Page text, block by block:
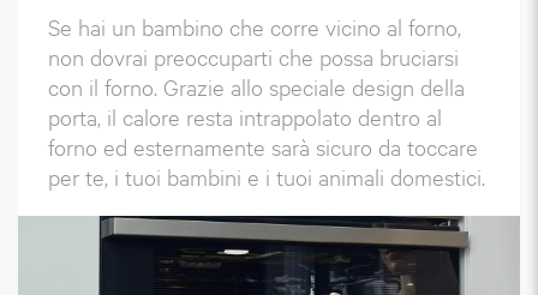
Se hai un bambino che corre vicino al forno,
non dovrai preoccuparti che possa bruciarsi
con il forno. Grazie allo speciale design della
porta, il calore resta intrappolato dentro al
forno ed esternamente sarà sicuro da toccare
per te, i tuoi bambini e i tuoi animali domestici.